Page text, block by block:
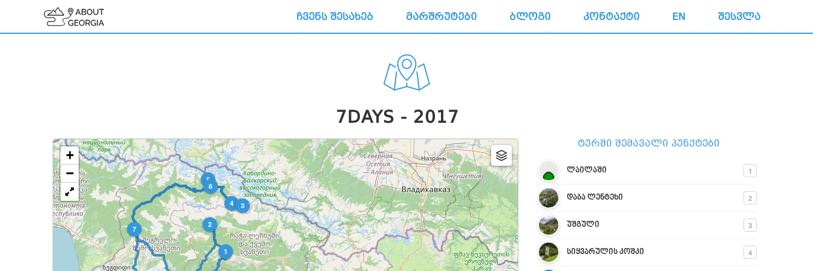
ᲩᲕᲔᲜᲡ ᲨᲔᲡᲐᲮᲔᲑ ᲛᲐᲠᲨᲠᲣᲢᲔᲑᲘ ᲑᲚᲝᲒᲘ ᲙᲝᲜᲢᲐᲥᲢᲘ EN ᲨᲔᲡᲕᲚᲐ
7DAYS - 2017
1
2
3
4
5
6
7
+
−
ᲢᲣᲠᲨᲘ ᲨᲔᲛᲐᲕᲐᲚᲘ ᲞᲣᲜᲥᲢᲔᲑᲘ
ლაილაში 1
დაბა ლენტეხი 2
უშგული 3
სიყვარულის კოშკი 4